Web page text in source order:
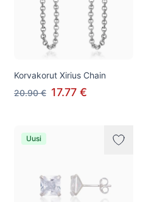
Korvakorut Xirius Chain
20.90 € 17.77 €
Uusi